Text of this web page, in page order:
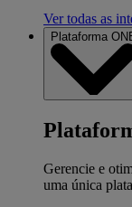
Ver todas as
Plataforma
Gerencie e
uma única